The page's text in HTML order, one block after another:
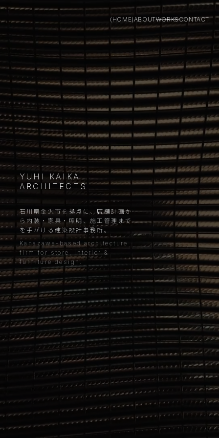
(HOME)ABOUTWORKSCONTACT
YUHI KAIKA
ARCHITECTS
石川県金沢市を拠点に、店舗計画か
ら内装・家具・照明、施工管理まで
を手がける建築設計事務所。
Kanazawa-based architecture
firm for store, interior &
furniture design.